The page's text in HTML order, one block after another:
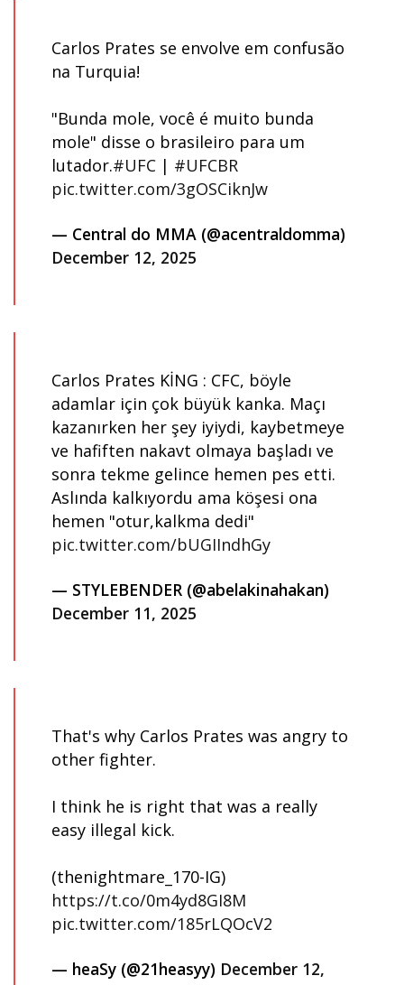
Carlos Prates se envolve em confusão
na Turquia!
"Bunda mole, você é muito bunda
mole" disse o brasileiro para um
lutador.#UFC | #UFCBR
pic.twitter.com/3gOSCiknJw
— Central do MMA (@acentraldomma)
December 12, 2025
Carlos Prates KİNG : CFC, böyle
adamlar için çok büyük kanka. Maçı
kazanırken her şey iyiydi, kaybetmeye
ve hafiften nakavt olmaya başladı ve
sonra tekme gelince hemen pes etti.
Aslında kalkıyordu ama köşesi ona
hemen "otur,kalkma dedi"
pic.twitter.com/bUGIIndhGy
— STYLEBENDER (@abelakinahakan)
December 11, 2025
That's why Carlos Prates was angry to
other fighter.
I think he is right that was a really
easy illegal kick.
(thenightmare_170-IG)
https://t.co/0m4yd8GI8M
pic.twitter.com/185rLQOcV2
— heaSy (@21heasyy) December 12,